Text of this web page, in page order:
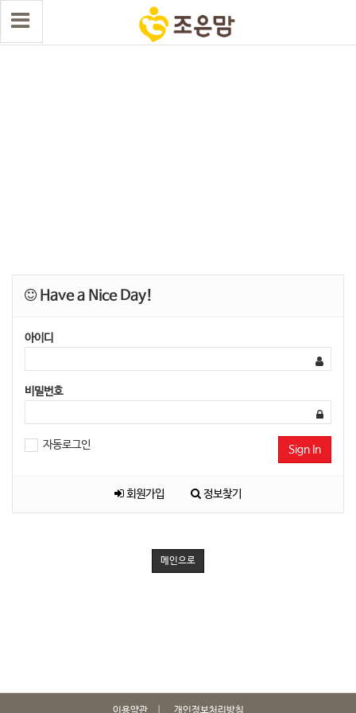
Have a Nice Day!
아이디
비밀번호
자동로그인 Sign In
회원가입 정보찾기
메인으로
이용약관 개인정보처리방침